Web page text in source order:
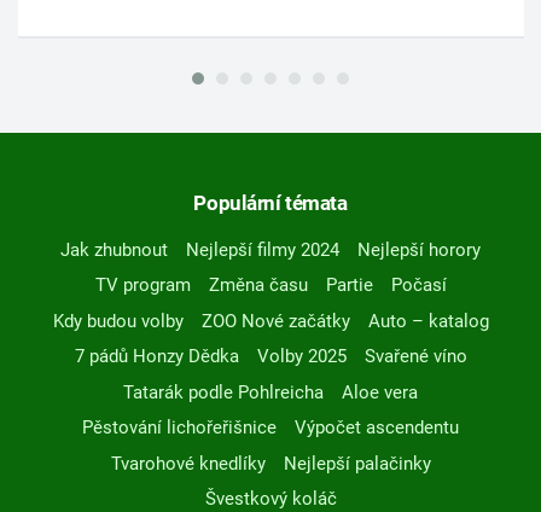
Populární témata
Jak zhubnout Nejlepší filmy 2024
Nejlepší horory
TV program
Změna času Partie
Počasí
Kdy budou volby
ZOO Nové začátky
Auto – katalog
7 pádů Honzy Dědka
Volby 2025
Svařené víno
Tatarák podle Pohlreicha
Aloe vera
Pěstování lichořeřišnice
Výpočet ascendentu
Tvarohové knedlíky
Nejlepší palačinky
Švestkový koláč